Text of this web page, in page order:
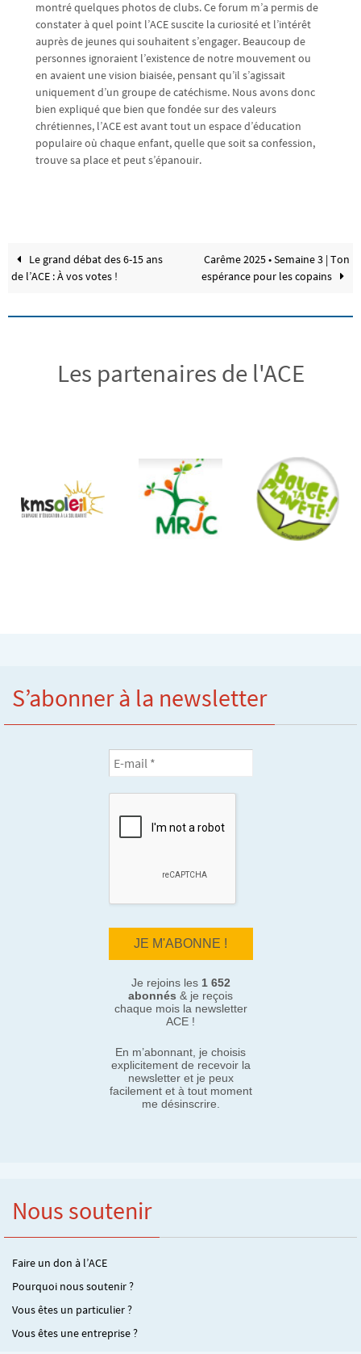
montré quelques photos de clubs. Ce forum m’a permis de
constater à quel point l’ACE suscite la curiosité et l’intérêt
auprès de jeunes qui souhaitent s’engager. Beaucoup de
personnes ignoraient l’existence de notre mouvement ou
en avaient une vision biaisée, pensant qu’il s’agissait
uniquement d’un groupe de catéchisme. Nous avons donc
bien expliqué que bien que fondée sur des valeurs
chrétiennes, l’ACE est avant tout un espace d’éducation
populaire où chaque enfant, quelle que soit sa confession,
trouve sa place et peut s’épanouir.
Le grand débat des 6-15 ans
de l’ACE : À vos votes !
Carême 2025 • Semaine 3 | Ton
espérance pour les copains
Les partenaires de l'ACE
S’abonner à la newsletter
Je rejoins les 1 652
abonnés & je reçois
chaque mois la newsletter
ACE !
En m’abonnant, je choisis
explicitement de recevoir la
newsletter et je peux
facilement et à tout moment
me désinscrire.
Nous soutenir
Faire un don à l’ACE
Pourquoi nous soutenir ?
Vous êtes un particulier ?
Vous êtes une entreprise ?